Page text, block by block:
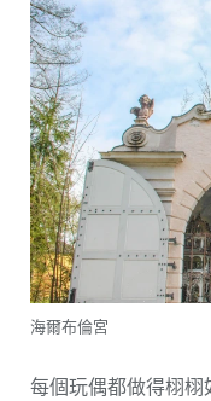
海爾布倫宮
每個玩偶都做得栩